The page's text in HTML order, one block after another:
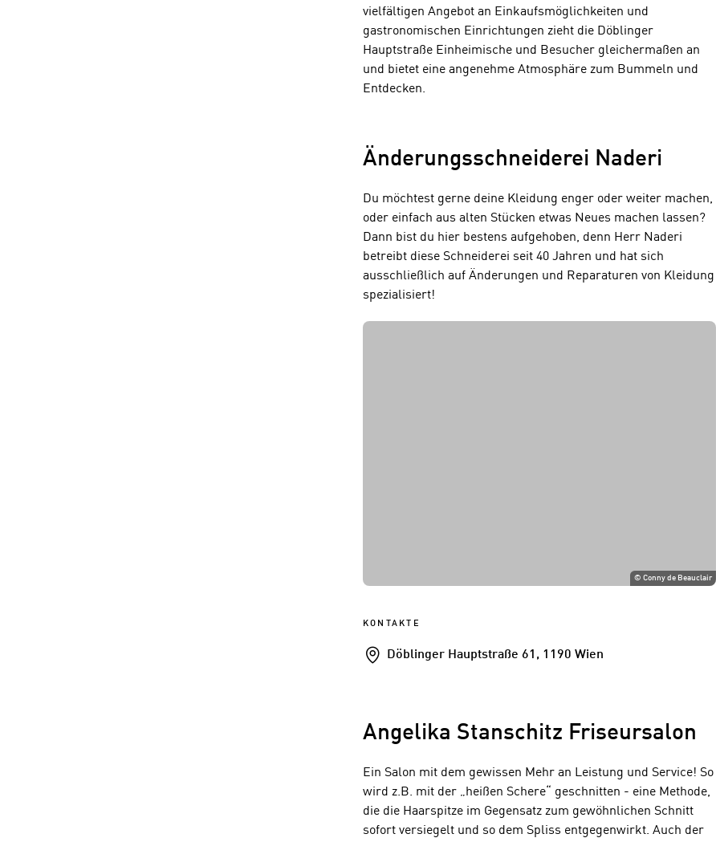
vielfältigen Angebot an Einkaufsmöglichkeiten und
gastronomischen Einrichtungen zieht die Döblinger
Hauptstraße Einheimische und Besucher gleichermaßen an
und bietet eine angenehme Atmosphäre zum Bummeln und
Entdecken.
Änderungsschneiderei Naderi
Du möchtest gerne deine Kleidung enger oder weiter machen,
oder einfach aus alten Stücken etwas Neues machen lassen?
Dann bist du hier bestens aufgehoben, denn Herr Naderi
betreibt diese Schneiderei seit 40 Jahren und hat sich
ausschließlich auf Änderungen und Reparaturen von Kleidung
spezialisiert!
©Conny de Beauclair
KONTAKTE
AddresseDöblinger Hauptstraße 61, 1190 Wien
Angelika Stanschitz Friseursalon
Ein Salon mit dem gewissen Mehr an Leistung und Service! So
wird z.B. mit der „heißen Schere“ geschnitten - eine Methode,
die die Haarspitze im Gegensatz zum gewöhnlichen Schnitt
sofort versiegelt und so dem Spliss entgegenwirkt. Auch der